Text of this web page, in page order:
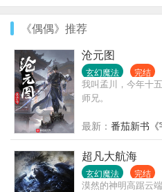
《偶偶》推荐
沧元图
玄幻魔法 完结
我叫孟川，今年十
师兄。
最新： 番茄新书《
超凡大航海
玄幻魔法 完结
漠然的神明高踞云